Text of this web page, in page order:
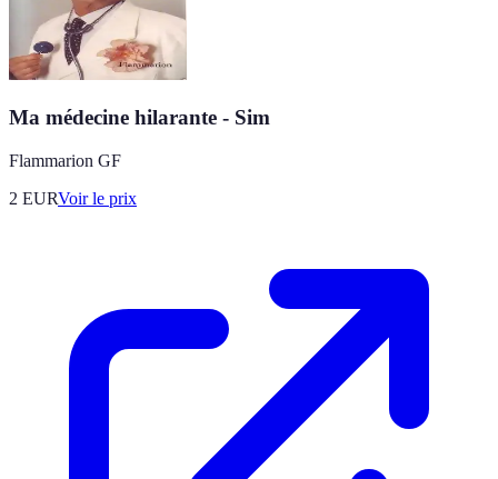
Ma médecine hilarante - Sim
Flammarion GF
2 EURVoir le prix